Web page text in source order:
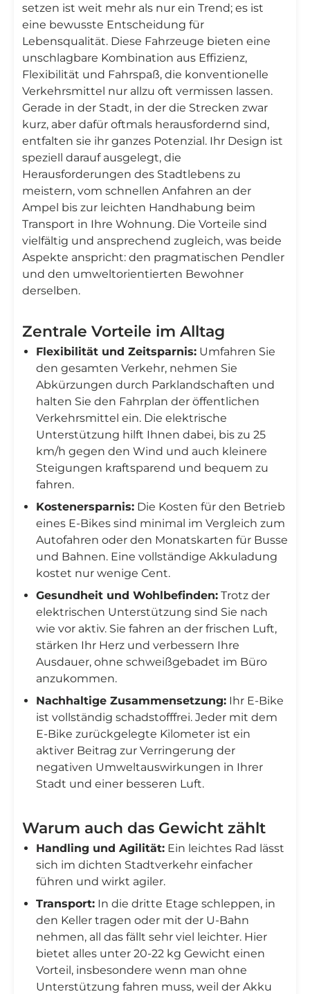
setzen ist weit mehr als nur ein Trend; es ist
eine bewusste Entscheidung für
Lebensqualität. Diese Fahrzeuge bieten eine
unschlagbare Kombination aus Effizienz,
Flexibilität und Fahrspaß, die konventionelle
Verkehrsmittel nur allzu oft vermissen lassen.
Gerade in der Stadt, in der die Strecken zwar
kurz, aber dafür oftmals herausfordernd sind,
entfalten sie ihr ganzes Potenzial. Ihr Design ist
speziell darauf ausgelegt, die
Herausforderungen des Stadtlebens zu
meistern, vom schnellen Anfahren an der
Ampel bis zur leichten Handhabung beim
Transport in Ihre Wohnung. Die Vorteile sind
vielfältig und ansprechend zugleich, was beide
Aspekte anspricht: den pragmatischen Pendler
und den umweltorientierten Bewohner
derselben.
Zentrale Vorteile im Alltag
Flexibilität und Zeitsparnis: Umfahren Sie
den gesamten Verkehr, nehmen Sie
Abkürzungen durch Parklandschaften und
halten Sie den Fahrplan der öffentlichen
Verkehrsmittel ein. Die elektrische
Unterstützung hilft Ihnen dabei, bis zu 25
km/h gegen den Wind und auch kleinere
Steigungen kraftsparend und bequem zu
fahren.
Kostenersparnis: Die Kosten für den Betrieb
eines E-Bikes sind minimal im Vergleich zum
Autofahren oder den Monatskarten für Busse
und Bahnen. Eine vollständige Akkuladung
kostet nur wenige Cent.
Gesundheit und Wohlbefinden: Trotz der
elektrischen Unterstützung sind Sie nach
wie vor aktiv. Sie fahren an der frischen Luft,
stärken Ihr Herz und verbessern Ihre
Ausdauer, ohne schweißgebadet im Büro
anzukommen.
Nachhaltige Zusammensetzung: Ihr E-Bike
ist vollständig schadstofffrei. Jeder mit dem
E-Bike zurückgelegte Kilometer ist ein
aktiver Beitrag zur Verringerung der
negativen Umweltauswirkungen in Ihrer
Stadt und einer besseren Luft.
Warum auch das Gewicht zählt
Handling und Agilität: Ein leichtes Rad lässt
sich im dichten Stadtverkehr einfacher
führen und wirkt agiler.
Transport: In die dritte Etage schleppen, in
den Keller tragen oder mit der U-Bahn
nehmen, all das fällt sehr viel leichter. Hier
bietet alles unter 20-22 kg Gewicht einen
Vorteil, insbesondere wenn man ohne
Unterstützung fahren muss, weil der Akku